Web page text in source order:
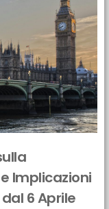
Implicazioni
6 Aprile